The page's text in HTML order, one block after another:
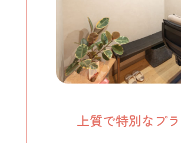
上質で特別なプ